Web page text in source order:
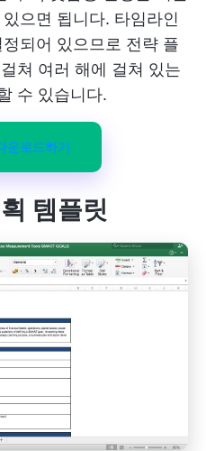
으면 됩니다. 타임라인
되어 있으므로 전략 플
쳐 여러 해에 걸쳐 있는
수 있습니다.
운로드하기
템플릿